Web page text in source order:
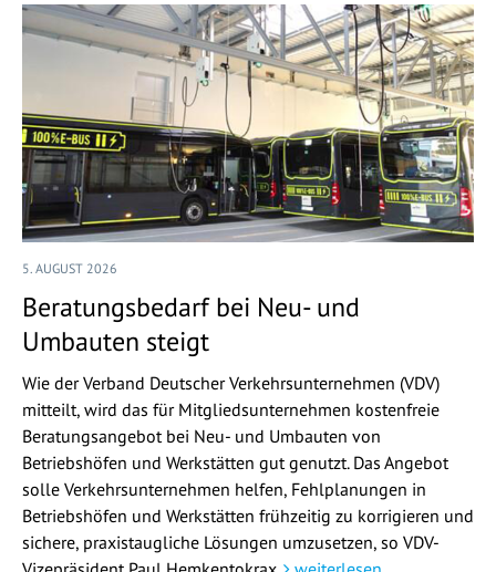
5. AUGUST 2026
Beratungsbedarf bei Neu- und
Umbauten steigt
Wie der Verband Deutscher Verkehrsunternehmen (VDV)
mitteilt, wird das für Mitgliedsunternehmen kostenfreie
Beratungsangebot bei Neu- und Umbauten von
Betriebshöfen und Werkstätten gut genutzt. Das Angebot
solle Verkehrsunternehmen helfen, Fehlplanungen in
Betriebshöfen und Werkstätten frühzeitig zu korrigieren und
sichere, praxistaugliche Lösungen umzusetzen, so VDV-